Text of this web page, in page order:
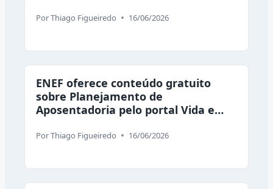
PorThiago Figueiredo 16/06/2026
ENEF oferece conteúdo gratuito
sobre Planejamento de
Aposentadoria pelo portal Vida e
PorThiago Figueiredo 16/06/2026